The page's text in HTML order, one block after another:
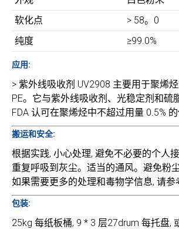
软化点
> 58。0
纯度
≥99.0%
应用:
> 紫外线吸收剂 UV2908 主要用于聚烯
PE。它与紫外线吸收剂、光稳定剂和硫
FDA 认可在聚烯烃中不超过用量 0.5% 的
搬运和安全:
根据实践, 小心处理, 避免不必要的个人
重复呼吸到灰尘。适当的通风。避免粉
如果需要更多的处理和毒物学信息, 请参
包装:
25kg 每纸板桶, 9 * 3 层27drum 每托盘,